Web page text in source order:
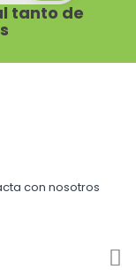
tanto de
con nosotros